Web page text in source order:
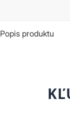
Popis produktu